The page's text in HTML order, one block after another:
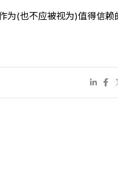
为(也不应被视为)值得信赖